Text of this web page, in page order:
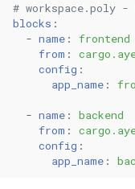
# workspace.poly -
blocks :
- name :
frontend
from :
config :
app_name :
- name :
backend
from :
config :
app_name :